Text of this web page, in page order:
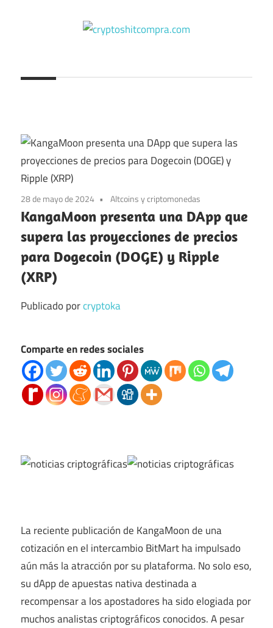
28 de mayo de 2024 Altcoins y criptomonedas
KangaMoon presenta una DApp que
supera las proyecciones de precios
para Dogecoin (DOGE) y Ripple
(XRP)
Publicado porcryptoka
Comparte en redes sociales
La reciente publicación de KangaMoon de una
cotización en el intercambio BitMart ha impulsado
aún más la atracción por su plataforma. No solo eso,
su dApp de apuestas nativa destinada a
recompensar a los apostadores ha sido elogiada por
muchos analistas criptográficos conocidos. A pesar